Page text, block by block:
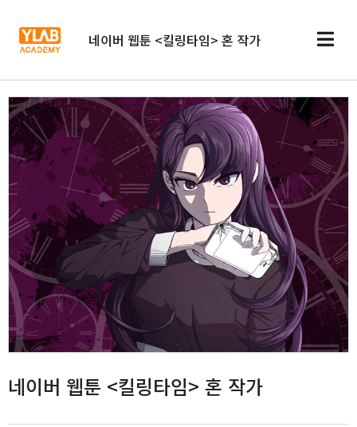
네이버 웹툰 <킬링타임> 혼 작가
네이버 웹툰 <킬링타임> 혼 작가